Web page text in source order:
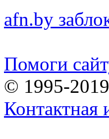
afn.by
Помоги
© 1995-